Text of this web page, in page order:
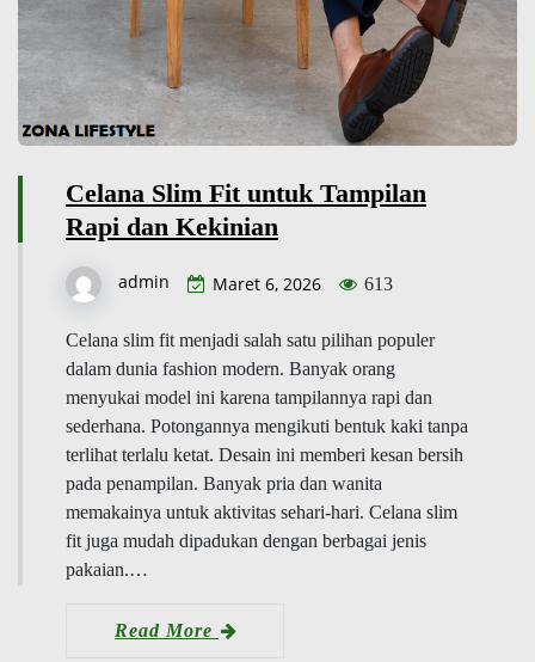
Celana Slim Fit untuk Tampilan
Rapi dan Kekinian
admin Maret 6, 2026 613
Celana slim fit menjadi salah satu pilihan populer
dalam dunia fashion modern. Banyak orang
menyukai model ini karena tampilannya rapi dan
sederhana. Potongannya mengikuti bentuk kaki tanpa
terlihat terlalu ketat. Desain ini memberi kesan bersih
pada penampilan. Banyak pria dan wanita
memakainya untuk aktivitas sehari-hari. Celana slim
fit juga mudah dipadukan dengan berbagai jenis
pakaian.…
Read More